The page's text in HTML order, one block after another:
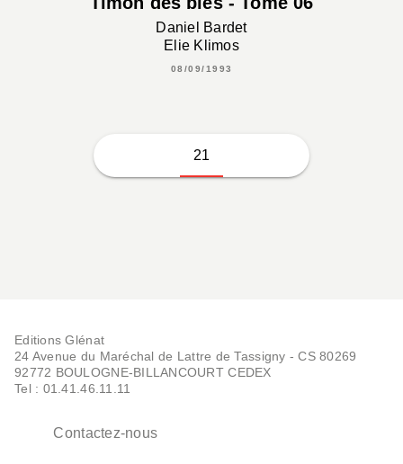
Daniel Bardet
Elie Klimos
08/09/1993
21
Editions Glénat
24 Avenue du Maréchal de Lattre de Tassigny - CS 80269
92772 BOULOGNE-BILLANCOURT CEDEX
Tel : 01.41.46.11.11
Contactez-nous